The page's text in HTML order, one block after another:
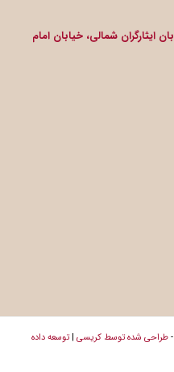
ایثارگران شمالی، خیابان امام
طراحی شده توسط کریسی| توسعه داده